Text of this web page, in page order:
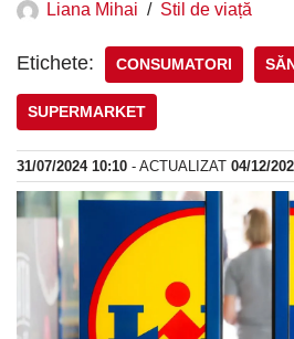
Liana Mihai Stil de viață
Etichete: CONSUMATORI
SUPERMARKET
31/07/2024 10:10 - ACTUALIZAT 04/12/